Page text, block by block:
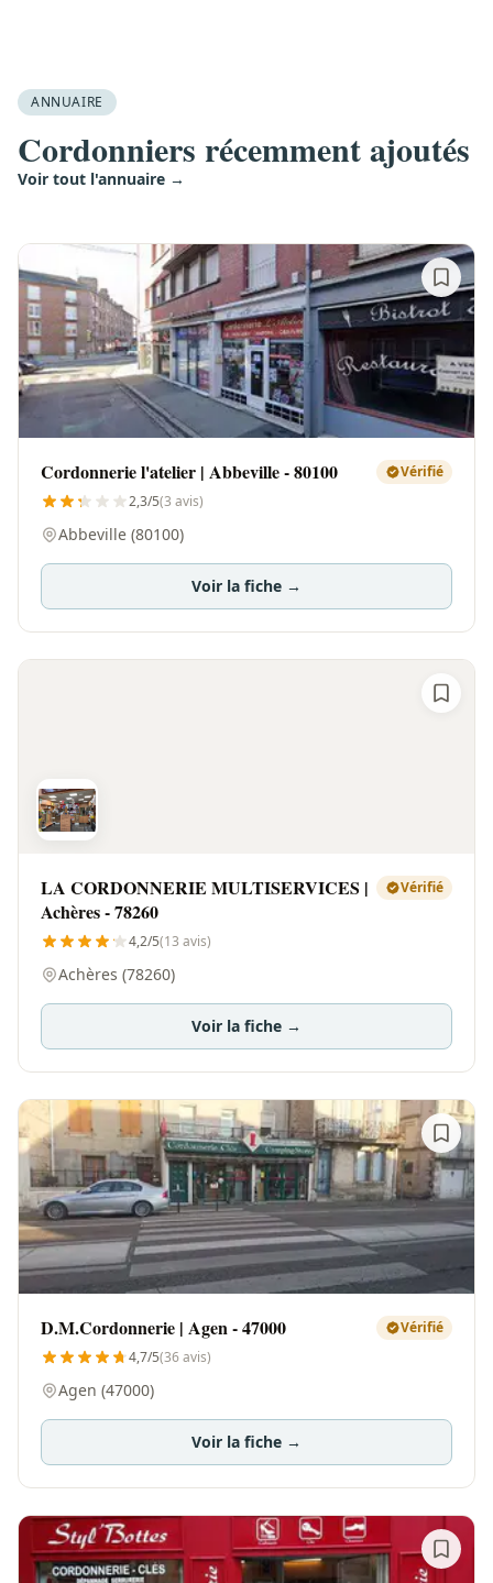
ANNUAIRE
Cordonniers récemment ajoutés
Voir tout l'annuaire →
Cordonnerie l'atelier | Abbeville - 80100
Vérifié
2,3/5(3 avis)
Abbeville (80100)
Voir la fiche →
LA CORDONNERIE MULTISERVICES |
Achères - 78260
Vérifié
4,2/5(13 avis)
Achères (78260)
Voir la fiche →
D.M.Cordonnerie | Agen - 47000
Vérifié
4,7/5(36 avis)
Agen (47000)
Voir la fiche →